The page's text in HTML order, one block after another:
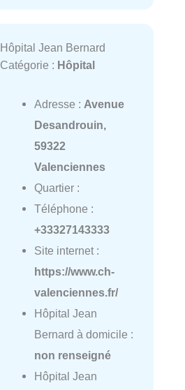
Hôpital Jean Bernard
Catégorie : Hôpital
Adresse : Avenue
Desandrouin,
59322
Valenciennes
Quartier :
Téléphone :
+33327143333
Site internet :
https://www.ch-
valenciennes.fr/
Hôpital Jean
Bernard à domicile :
non renseigné
Hôpital Jean